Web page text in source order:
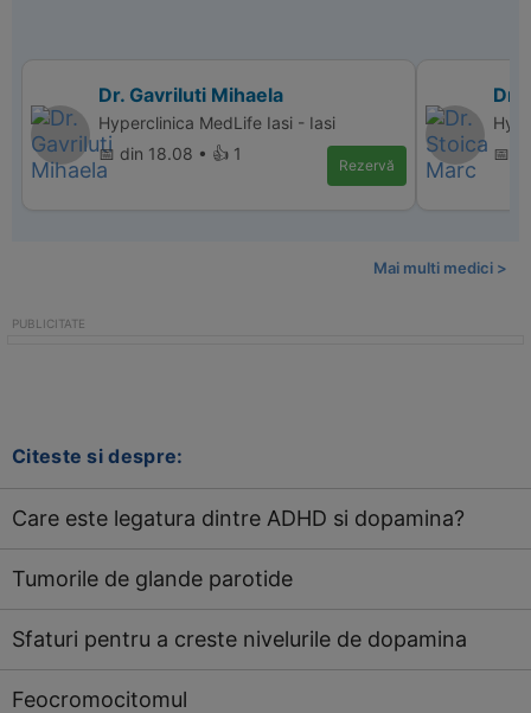
Dr. Gavriluti Mihaela
Hyperclinica MedLife Iasi - Iasi
📅 din 18.08 • 👍 1
Rezervă
Dr.
📅
Mai multi medici >
Citeste si despre:
Care este legatura dintre ADHD si dopamina?
Tumorile de glande parotide
Sfaturi pentru a creste nivelurile de dopamina
Feocromocitomul